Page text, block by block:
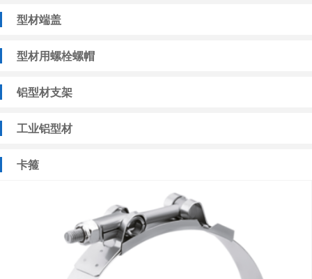
型材端盖
型材用螺栓螺帽
铝型材支架
工业铝型材
卡箍